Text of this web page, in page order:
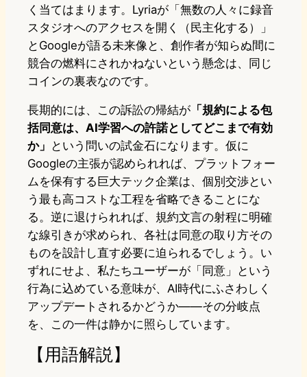
く当てはまります。Lyriaが「無数の人々に録音
スタジオへのアクセスを開く（民主化する）」
とGoogleが語る未来像と、創作者が知らぬ間に
競合の燃料にされかねないという懸念は、同じ
コインの裏表なのです。
長期的には、この訴訟の帰結が 「規約による包
括同意は、AI学習への許諾としてどこまで有効
か」 という問いの試金石になります。仮に
Googleの主張が認められれば、プラットフォー
ムを保有する巨大テック企業は、個別交渉とい
う最も高コストな工程を省略できることにな
る。逆に退けられれば、規約文言の射程に明確
な線引きが求められ、各社は同意の取り方その
ものを設計し直す必要に迫られるでしょう。い
ずれにせよ、私たちユーザーが「同意」という
行為に込めている意味が、AI時代にふさわしく
アップデートされるかどうか――その分岐点
を、この一件は静かに照らしています。
【用語解説】